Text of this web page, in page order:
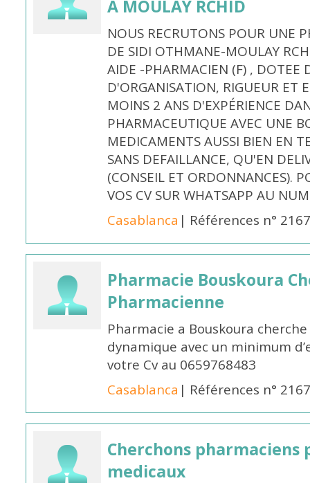
À MOULAY RCHID
NOUS RECRUTONS POUR UNE
DE SIDI OTHMANE-MOULAY
AIDE -PHARMACIEN (F) , DOTEE
D'ORGANISATION, RIGUEUR ET
MOINS 2 ANS D'EXPÉRIENCE
PHARMACEUTIQUE AVEC UNE
MEDICAMENTS AUSSI BIEN EN
SANS DEFAILLANCE, QU'EN
(CONSEIL ET ORDONNANCES).
VOS CV SUR WHATSAPP AU
Casablanca | Références n°
Pharmacie Bouskoura
Pharmacienne
Pharmacie a Bouskoura
dynamique avec un minimum
votre Cv au 0659768483
Casablanca | Références n°
Cherchons
medicaux